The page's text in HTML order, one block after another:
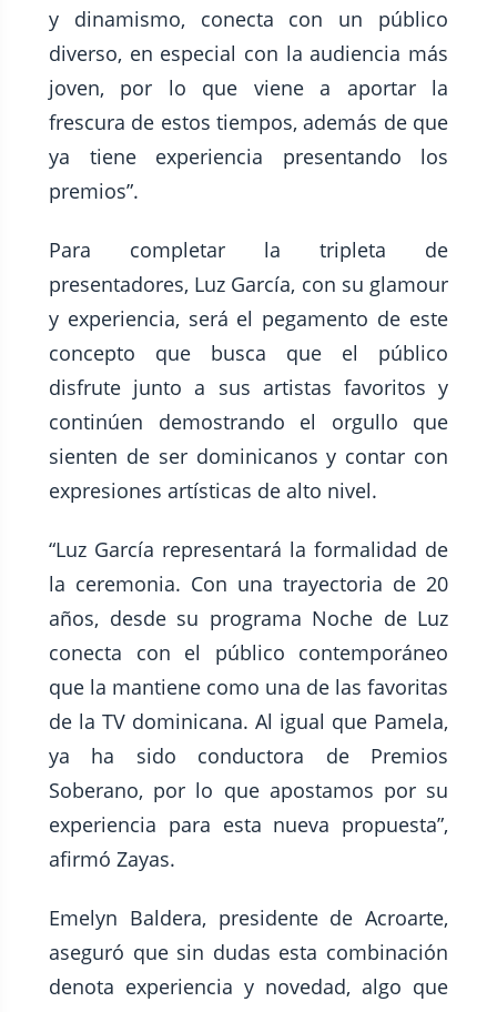
y dinamismo, conecta con un público
diverso, en especial con la audiencia más
joven, por lo que viene a aportar la
frescura de estos tiempos, además de que
ya tiene experiencia presentando los
premios”.
Para completar la tripleta de
presentadores, Luz García, con su glamour
y experiencia, será el pegamento de este
concepto que busca que el público
disfrute junto a sus artistas favoritos y
continúen demostrando el orgullo que
sienten de ser dominicanos y contar con
expresiones artísticas de alto nivel.
“Luz García representará la formalidad de
la ceremonia. Con una trayectoria de 20
años, desde su programa Noche de Luz
conecta con el público contemporáneo
que la mantiene como una de las favoritas
de la TV dominicana. Al igual que Pamela,
ya ha sido conductora de Premios
Soberano, por lo que apostamos por su
experiencia para esta nueva propuesta”,
afirmó Zayas.
Emelyn Baldera, presidente de Acroarte,
aseguró que sin dudas esta combinación
denota experiencia y novedad, algo que